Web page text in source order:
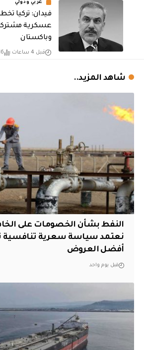
عربي ودولي
فيدان: تركيا
عسكرية
وباكستان
قبل 4 ساعات 16
شاهد المزيد..
النفط بشأن الخصومات على
نعتمد سياسة سعرية تنافسية
أفضل العروض
قبل يوم واحد